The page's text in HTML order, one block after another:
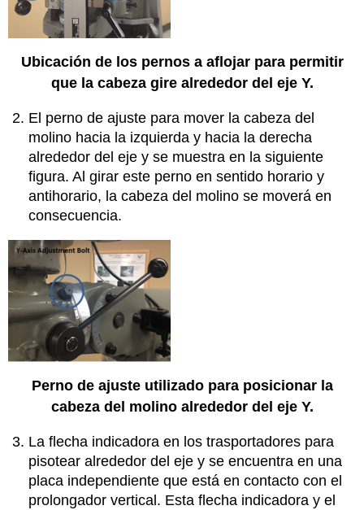
Ubicación de los pernos a aflojar para permitir
que la cabeza gire alrededor del eje Y.
El perno de ajuste para mover la cabeza del
molino hacia la izquierda y hacia la derecha
alrededor del eje y se muestra en la siguiente
figura. Al girar este perno en sentido horario y
antihorario, la cabeza del molino se moverá en
consecuencia.
Perno de ajuste utilizado para posicionar la
cabeza del molino alrededor del eje Y.
La flecha indicadora en los trasportadores para
pisotear alrededor del eje y se encuentra en una
placa independiente que está en contacto con el
prolongador vertical. Esta flecha indicadora y el